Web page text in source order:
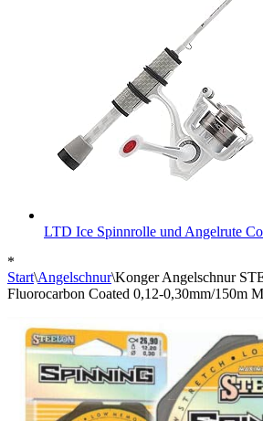
LTD Ice Spinnrolle und Angelrute
*
Start\Angelschnur\Konger Angelschnur
Fluorocarbon Coated 0,12-0,30mm/150m